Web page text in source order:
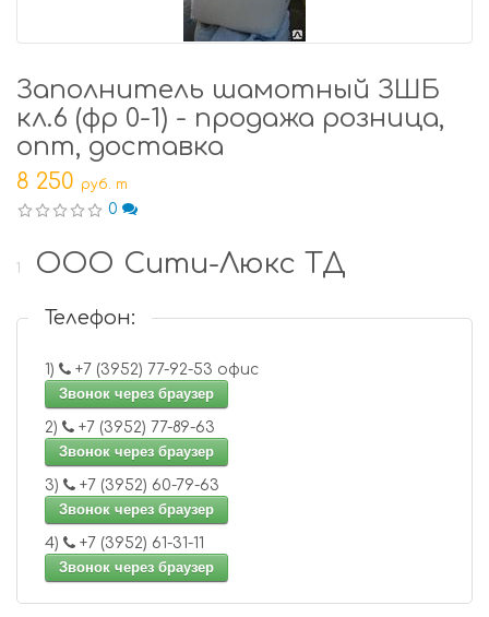
Заполнитель шамотный ЗШБ
кл.6 (фр 0-1) - продажа розница,
опт, доставка
8 250 руб. т
0
1 ООО Сити-Люкс ТД
Телефон:
1)
+7 (3952) 77-92-53 офис
Звонок через браузер
2)
+7 (3952) 77-89-63
Звонок через браузер
3)
+7 (3952) 60-79-63
Звонок через браузер
4)
+7 (3952) 61-31-11
Звонок через браузер